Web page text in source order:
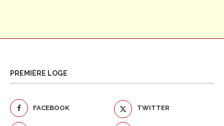
PREMIÈRE LOGE
FACEBOOK TWITTER